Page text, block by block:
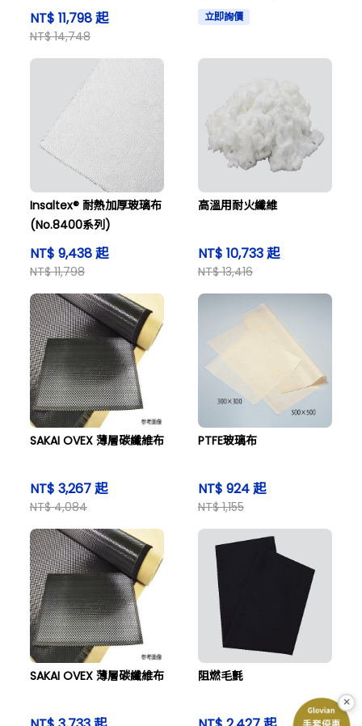
-100系列)
NT$ 11,798 起
NT$ 14,748
立即詢價
Insaltex® 耐熱加厚玻璃布
(No.8400系列)
NT$ 9,438 起
NT$ 11,798
高溫用耐火纖維
NT$ 10,733 起
NT$ 13,416
SAKAI OVEX 薄層碳纖維布
NT$ 3,267 起
NT$ 4,084
PTFE玻璃布
NT$ 924 起
NT$ 1,155
SAKAI OVEX 薄層碳纖維布 阻燃毛氈
×